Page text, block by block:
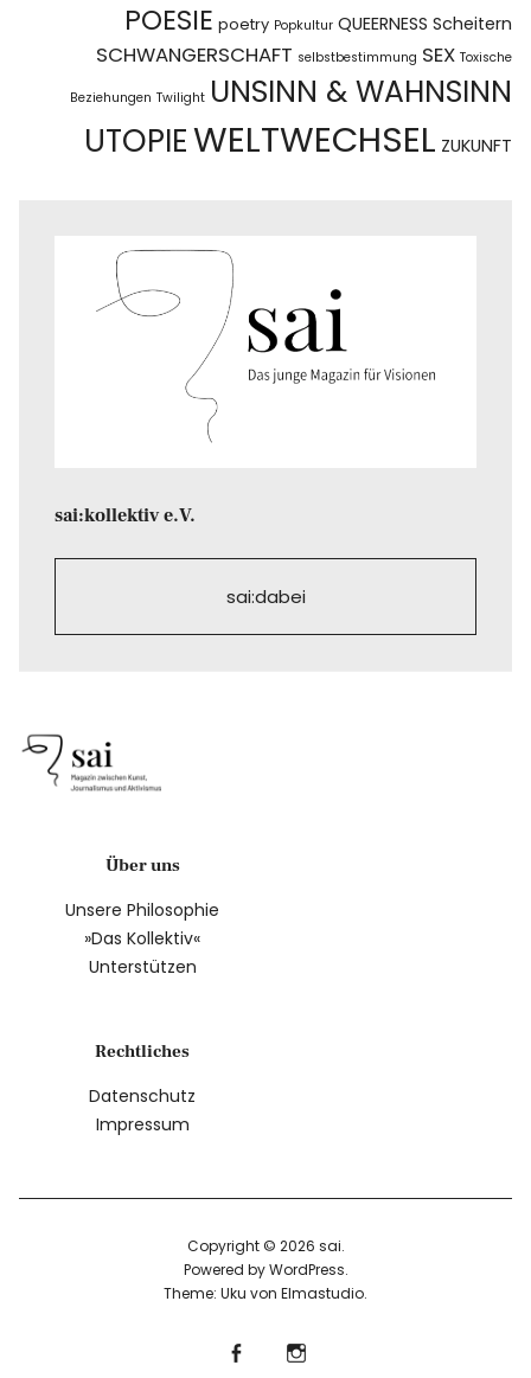
POESIE poetry Popkultur QUEERNESS Scheitern
SCHWANGERSCHAFT selbstbestimmung SEX Toxische
Beziehungen Twilight UNSINN & WAHNSINN
UTOPIEWELTWECHSEL ZUKUNFT
sai:kollektiv e.V.
sai:dabei
Über uns
Unsere Philosophie
»Das Kollektiv«
Unterstützen
Rechtliches
Datenschutz
Impressum
Copyright © 2026 sai
Powered byWordPress
Theme: Uku von Elmastudio